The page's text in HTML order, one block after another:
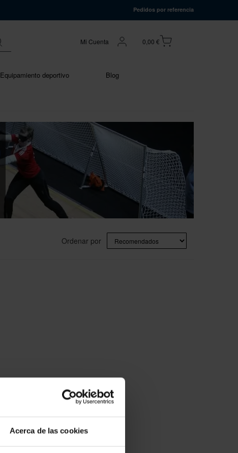
Acerca de las cookies
Pedidos por referencia
0,00 €
Mi Cuenta
Equipamiento deportivo Blog
Ordenar por